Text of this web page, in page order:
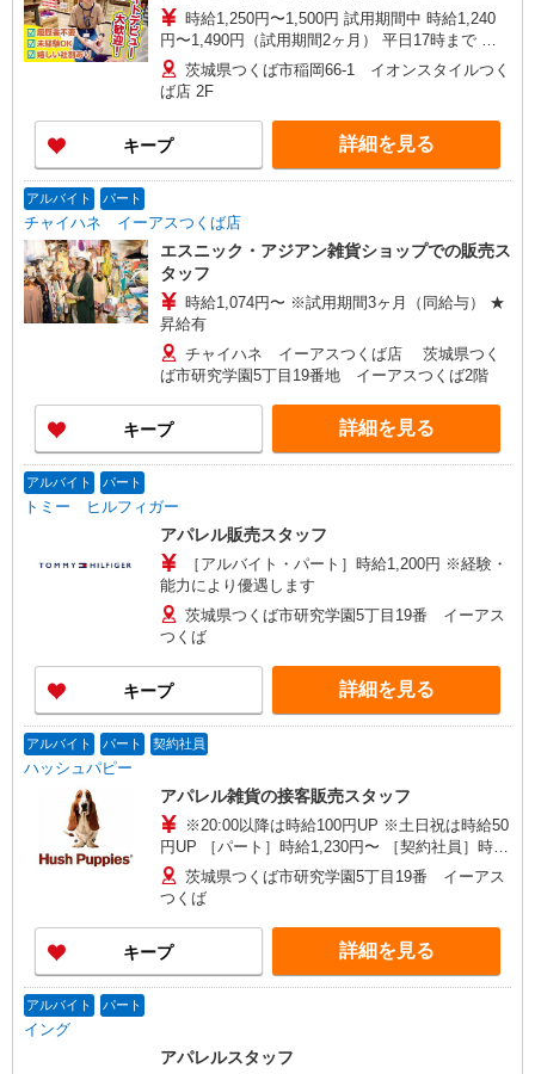
時給1,250円〜1,500円 試用期間中 時給1,240
円〜1,490円（試用期間2ヶ月） 平日17時まで 時
給1,250円 平日17〜20時まで 時給1,300円 平日20
時〜 時給1,366円 日・祝17時まで 時給1,316円
日・祝17〜20時まで 時給1,450円 日・祝20時〜 時
給1,500円 ※資格・経験による
茨城県つくば市稲岡66-1 イオンスタイルつく
ば店 2F
キープ 詳細を見る
アルバイト パート
チャイハネ イーアスつくば店
エスニック・アジアン雑貨ショップでの販売ス
タッフ
時給1,074円〜 ※試用期間3ヶ月（同給与） ★
昇給有
チャイハネ イーアスつくば店 茨城県つく
ば市研究学園5丁目19番地 イーアスつくば2階
キープ 詳細を見る
アルバイト パート
トミー ヒルフィガー
アパレル販売スタッフ
［アルバイト・パート］時給1,200円 ※経験・
能力により優遇します
茨城県つくば市研究学園5丁目19番 イーアス
つくば
キープ 詳細を見る
アルバイト パート 契約社員
ハッシュパピー
アパレル雑貨の接客販売スタッフ
※20:00以降は時給100円UP ※土日祝は時給50
円UP ［パート］時給1,230円〜 ［契約社員］時給
1,250円〜
茨城県つくば市研究学園5丁目19番 イーアス
つくば
キープ 詳細を見る
アルバイト パート
イング
アパレルスタッフ